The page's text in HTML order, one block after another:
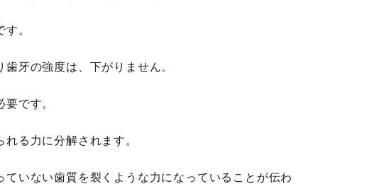
。
牙の強度は、下がりません。
です。
る力に分解されます。
いない歯質を裂くような力になっていることが伝わ